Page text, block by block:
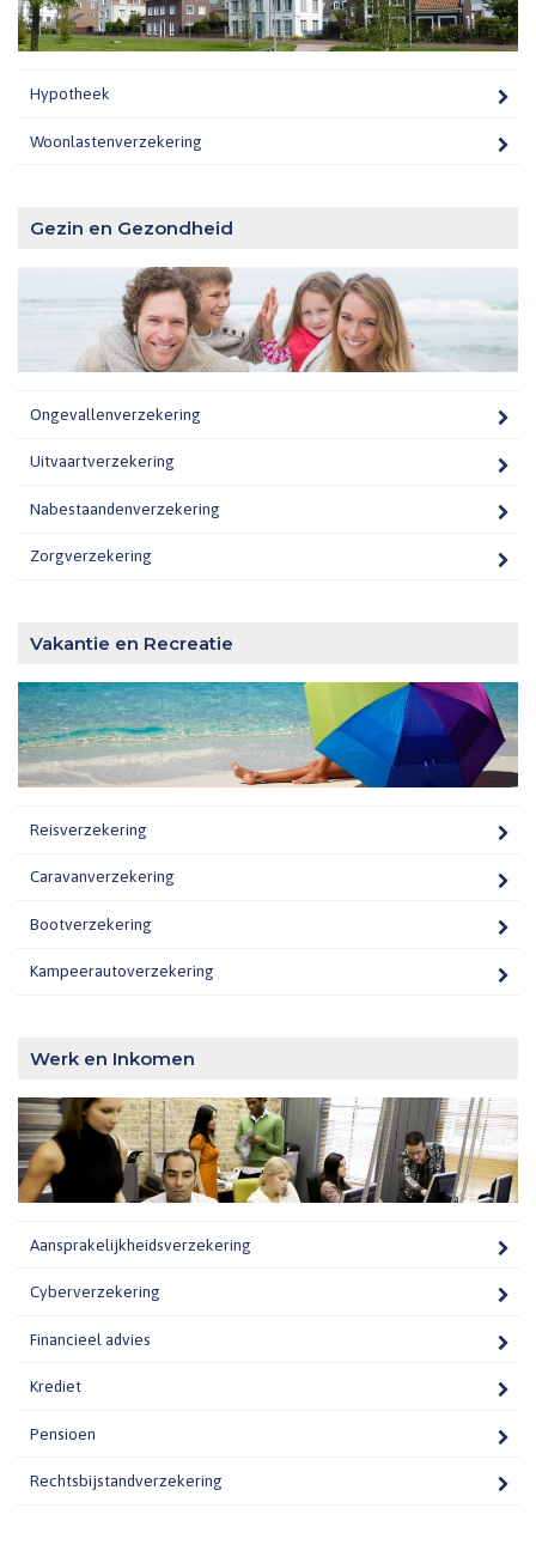
Hypotheek
Woonlastenverzekering
Gezin en Gezondheid
Ongevallenverzekering
Uitvaartverzekering
Nabestaandenverzekering
Zorgverzekering
Vakantie en Recreatie
Reisverzekering
Caravanverzekering
Bootverzekering
Kampeerautoverzekering
Werk en Inkomen
Aansprakelijkheidsverzekering
Cyberverzekering
Financieel advies
Krediet
Pensioen
Rechtsbijstandverzekering